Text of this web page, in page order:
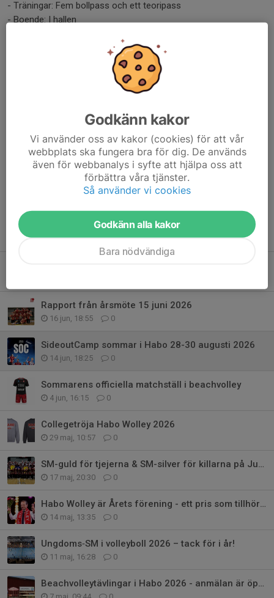
- Träningar: Fem bollpass och ett teoripass
- Boende: I hallen
Betalning och avanmälan: Betalning sker i samband med
Frågor? Kontakta Alvin Almberg på 072-396 9779 eller via e-
alvin.almberg@hotmail.com
Dela nyhet
Tidigare nyheter
Rapport från årsmöte 15 juni 2026
16 jun, 18:55 0
SideoutCamp sommar i Habo 28-30 augusti 2026
14 jun, 18:25 0
Sommarens officiella matchställ i beachvolley
4 jun, 16:15 0
Collegetröja Habo Wolley 2026
29 maj, 10:57 0
SM-guld för tjejerna & SM-silver för killarna på Junior-SM 2026!
17 maj, 20:30 0
Habo Wolley är Årets förening - ett pris som tillhör oss alla!
14 maj, 13:35 0
Ungdoms‑SM i volleyboll 2026 – tack för i år!
11 maj, 16:28 0
Beachvolleytävlingar i Habo 2026 - anmälan är öppen!
Godkänn kakor
Vi använder oss av kakor (cookies) för att vår
webbplats ska fungera bra för dig. De används
även för webbanalys i syfte att hjälpa oss att
förbättra våra tjänster.
Så använder vi cookies
Godkänn alla kakor
Bara nödvändiga